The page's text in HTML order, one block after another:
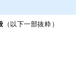
（以下一部抜粋）